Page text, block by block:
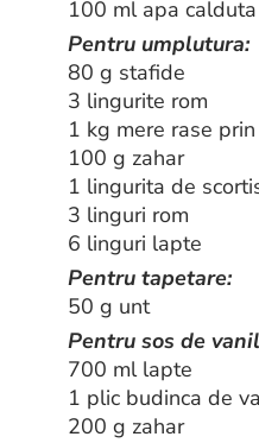
100 ml apa calduta
Pentru umplutura:
80 g stafide
3 lingurite rom
1 kg mere rase
100 g zahar
1 lingurita de
3 linguri rom
6 linguri lapte
Pentru tapetare:
50 g unt
Pentru sos de
700 ml lapte
1 plic budinca de
200 g zahar